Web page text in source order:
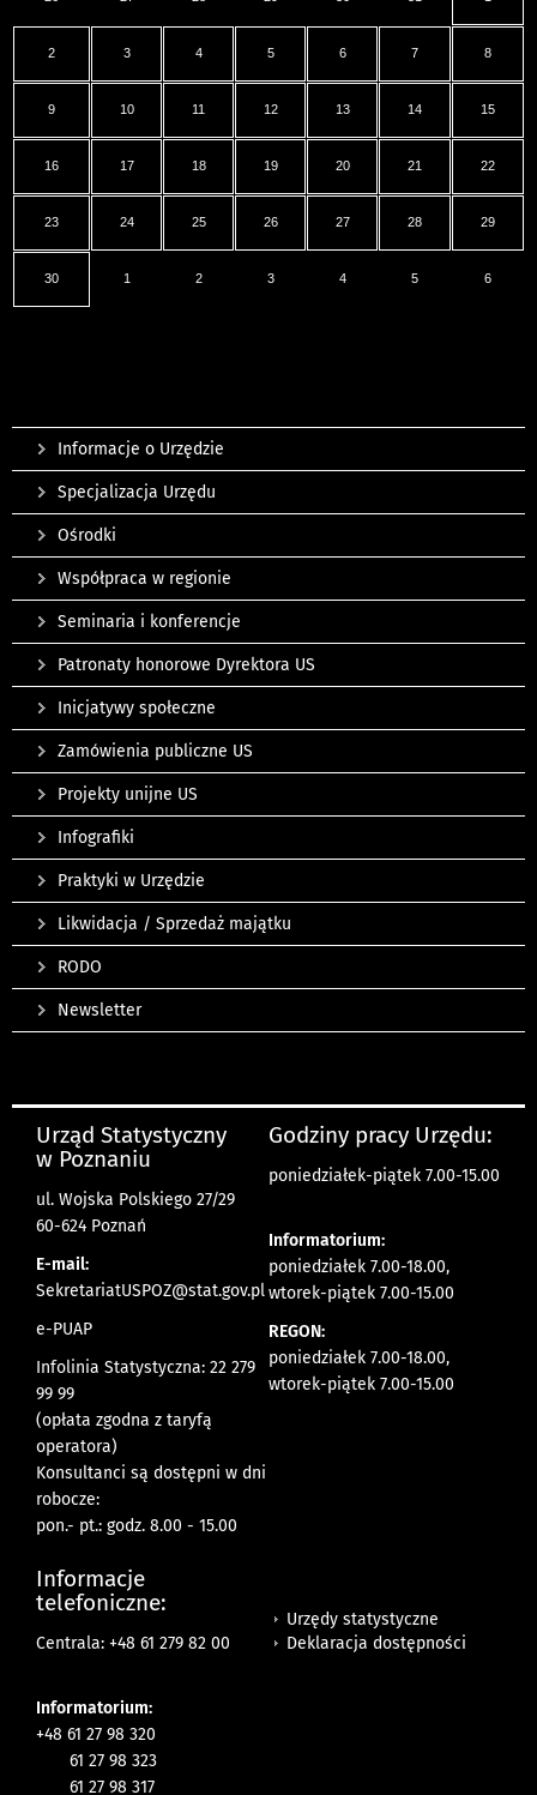
2 3 4 5 6 7 8
9 10 11 12 13 14 15
16 17 18 19 20 21 22
23 24 25 26 27 28 29
30 1 2 3 4 5 6
Informacje o Urzędzie
Specjalizacja Urzędu
Ośrodki
Współpraca w regionie
Seminaria i konferencje
Patronaty honorowe Dyrektora US
Inicjatywy społeczne
Zamówienia publiczne US
Projekty unijne US
Infografiki
Praktyki w Urzędzie
Likwidacja / Sprzedaż majątku
RODO
Newsletter
Urząd Statystyczny
w Poznaniu
ul. Wojska Polskiego 27/29
60-624 Poznań
E-mail:
SekretariatUSPOZ@stat.gov.pl
e-PUAP
Infolinia Statystyczna: 22 279
99 99
(opłata zgodna z taryfą
operatora)
Konsultanci są dostępni w dni
robocze:
pon.- pt.: godz. 8.00 - 15.00
Godziny pracy Urzędu:
poniedziałek-piątek 7.00-15.00
Informatorium:
poniedziałek 7.00-18.00,
wtorek-piątek 7.00-15.00
REGON:
poniedziałek 7.00-18.00,
wtorek-piątek 7.00-15.00
Informacje
telefoniczne:
Centrala: +48 61 279 82 00
Informatorium:
+48 61 27 98 320
61 27 98 323
61 27 98 317
Urzędy statystyczne
Deklaracja dostępności